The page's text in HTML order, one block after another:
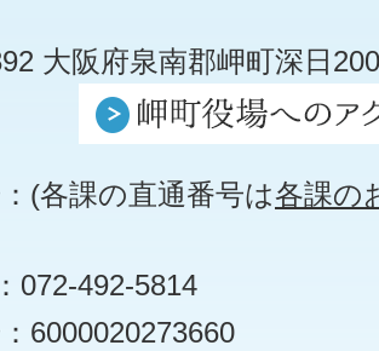
大阪府泉南郡岬町深日
(各課の直通番号は各課の
072-492-5814
6000020273660